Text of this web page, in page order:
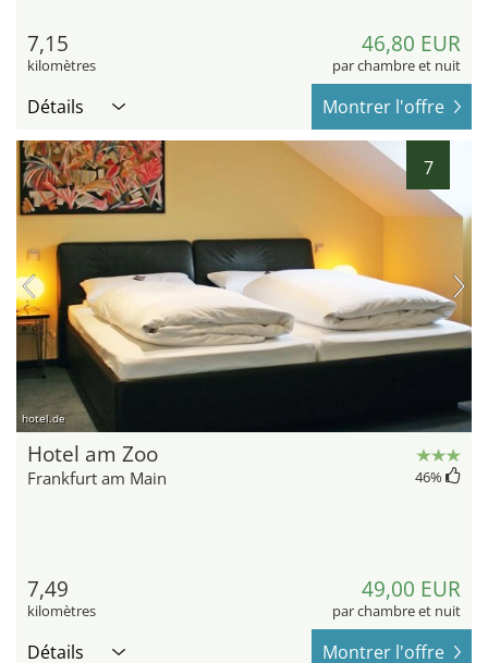
7,15
kilomètres
46,80 EUR
par chambre et nuit
Détails Montrer l'offre
7
hotel.de
Hotel am Zoo
Frankfurt am Main 46%
7,49
kilomètres
49,00 EUR
par chambre et nuit
Détails Montrer l'offre